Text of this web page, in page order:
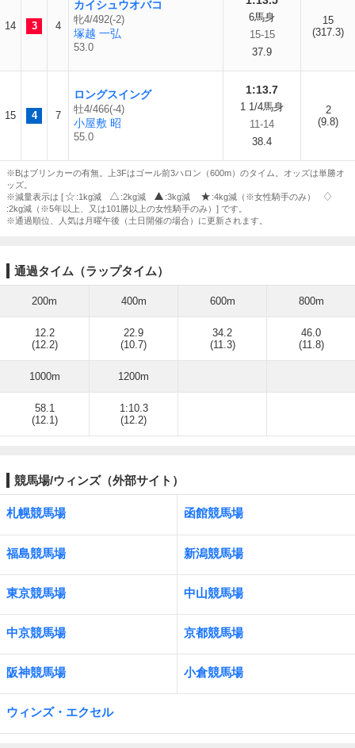
14 3 4
カイシュウオバコ
牝4/492(-2)
塚越 一弘
53.0
6馬身
15-15
37.9
15
(317.3)
15 4 7
ロングスイング
牡4/466(-4)
小屋敷 昭
55.0
1:13.7
1 1/4馬身
11-14
38.4
2
(9.8)
※Bはブリンカーの有無。上3Fはゴール前3ハロン（600m）のタイム。オッズは単勝オ
ッズ。
※減量表示は [
:1kg減 :2kg減 :3kg減
:4kg減（※女性騎手のみ）
:2kg減（※5年以上、又は101勝以上の女性騎手のみ）] です。
※通過順位、人気は月曜午後（土日開催の場合）に更新されます。
通過タイム（ラップタイム）
200m 400m 600m 800m
12.2
(12.2)
22.9
(10.7)
34.2
(11.3)
46.0
(11.8)
1000m 1200m
58.1
(12.1)
1:10.3
(12.2)
競馬場/ウィンズ（外部サイト）
札幌競馬場 函館競馬場
福島競馬場 新潟競馬場
東京競馬場 中山競馬場
中京競馬場 京都競馬場
阪神競馬場 小倉競馬場
ウィンズ・エクセル